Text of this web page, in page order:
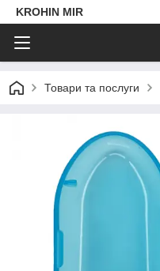
KROHIN MIR
Товари та послуги